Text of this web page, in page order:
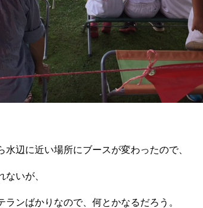
水辺に近い場所にブースが変わったので、
いが、
ランばかりなので、何とかなるだろう。